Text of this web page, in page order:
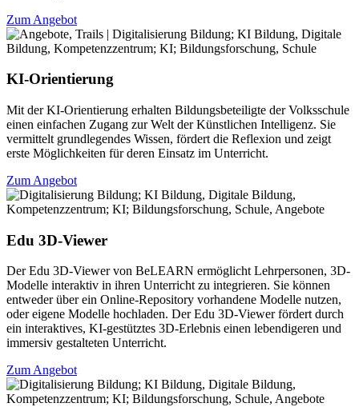
Zum Angebot
KI-Orientierung
Mit der KI-Orientierung erhalten Bildungsbeteiligte der Volksschule
einen einfachen Zugang zur Welt der Künstlichen Intelligenz. Sie
vermittelt grundlegendes Wissen, fördert die Reflexion und zeigt
erste Möglichkeiten für deren Einsatz im Unterricht.
Zum Angebot
Edu 3D-Viewer
Der Edu 3D-Viewer von BeLEARN ermöglicht Lehrpersonen, 3D-
Modelle interaktiv in ihren Unterricht zu integrieren. Sie können
entweder über ein Online-Repository vorhandene Modelle nutzen,
oder eigene Modelle hochladen. Der Edu 3D-Viewer fördert durch
ein interaktives, KI-gestütztes 3D-Erlebnis einen lebendigeren und
immersiv gestalteten Unterricht.
Zum Angebot